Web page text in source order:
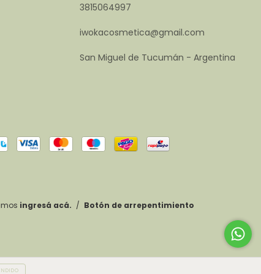
3815064997
iwokacosmetica@gmail.com
San Miguel de Tucumán - Argentina
ingresá acá. / Botón de arrepentimiento